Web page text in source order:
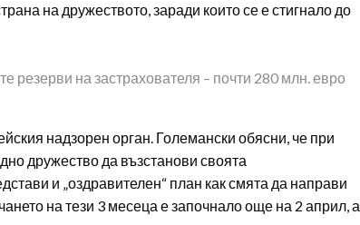
на дружеството, заради които се е стигнало до
резерви на застрахователя – почти 280 млн. евро
надзорен орган. Големански обясни, че при
дружество да възстанови своята
и „оздравителен“ план как смята да направи
на тези 3 месеца е започнало още на 2 април, а